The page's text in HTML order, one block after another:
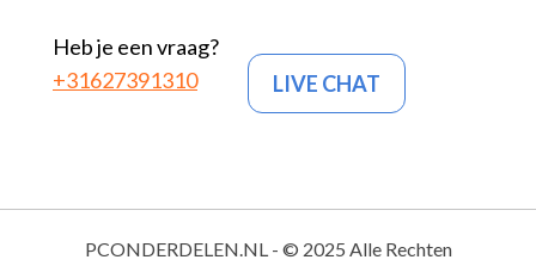
Heb je een vraag?
+31627391310
LIVE CHAT
PCONDERDELEN.NL - © 2025 Alle Rechten